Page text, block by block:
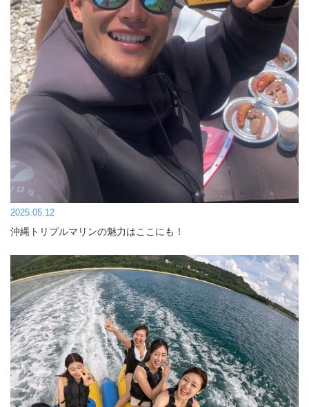
2025.05.12
沖縄トリプルマリンの魅力はここにも！